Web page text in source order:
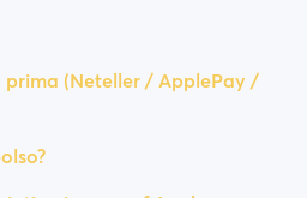
(Neteller / ApplePay /